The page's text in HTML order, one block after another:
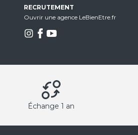
RECRUTEMENT
Ouvrir une agence LeBienEtre.fr
Échange 1 an